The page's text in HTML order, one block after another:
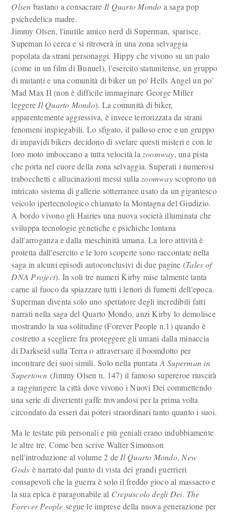
Olsen bastano a consacrare Il Quarto Mondo a saga pop
psichedelica madre.
Jimmy Olsen, l'inutile amico nerd di Superman, sparisce.
Supeman lo cerca e si ritroverà in una zona selvaggia
popolata da strani personaggi. Hippy che vivono su un palo
(come in un film di Bunuel), l'esercito statunitense, un gruppo
di mutanti e una comunità di biker un po' Hells Angel un po'
Mad Max II (non è difficile immaginare George Miller
leggere Il Quarto Mondo). La comunità di biker,
apparentemente aggressiva, è invece terrorizzata da strani
fenomeni inspiegabili. Lo sfigato, il palloso eroe e un gruppo
di impavidi bikers decidono di svelare questi misteri e con le
loro moto imboccano a tutta velocità la zoomway, una pista
che porta nel cuore della zona selvaggia. Superati i numerosi
trabocchetti e allucinazioni messi sulla zoomwayscoprono un
intricato sistema di gallerie sotterranee usato da un gigantesco
veicolo ipertecnologico chiamato la Montagna del Giudizio.
A bordo vivono gli Hairies una nuova società illuminata che
sviluppa tecnologie genetiche e psichiche lontana
dall'arroganza e dalla meschinità umana. La loro attività è
protetta dall'esercito e le loro scoperte sono raccontate nella
saga in alcuni episodi autoconclusivi di due pagine (Tales of
DNA Project). In soli tre numeri Kirby mise talmente tanta
carne al fuoco da spiazzare tutti i lettori di fumetti dell'epoca.
Superman diventa solo uno spettatore degli incredibili fatti
narrati nella saga del Quarto Mondo, anzi Kirby lo demolisce
mostrando la sua solitudine (Forever People n.1) quando è
costretto a scegliere fra proteggere gli umani dalla minaccia
di Darkseid sulla Terra o attraversare il boomdotto per
incontrare dei suoi simili. Solo nella puntata A Superman in
Supertown (Jimmy Olsen n. 147) il famoso supereroe riuscirà
a raggiungere la città dove vivono i Nuovi Dei commettendo
una serie di divertenti gaffe trovandosi per la prima volta
circondato da esseri dai poteri straordinari tanto quanto i suoi.
Ma le testate più personali e più geniali erano indubbiamente
le altre tre. Come ben scrive Walter Simonson
nell'introduzione al volume 2 de Il Quarto Mondo, New
Gods è narrato dal punto di vista dei grandi guerrieri
consapevoli che la guerra è solo il freddo gioco al massacro e
la sua epica è paragonabile al Crepuscolo degli Dei. The
Forever Peoplesegue le imprese della nuova generazione per